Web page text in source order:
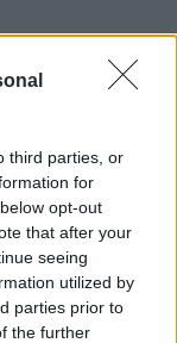
third parties, or
for
opt-out
that after your
seeing
utilized by
parties prior to
the further
en una
adaptadas a
Con